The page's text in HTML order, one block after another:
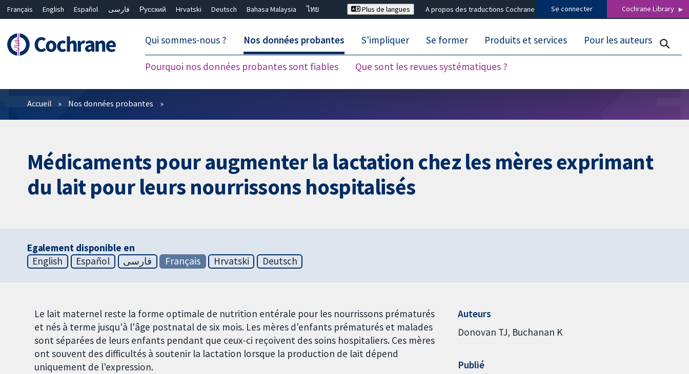
Français English Español فارسی Русский Hrvatski Deutsch Bahasa Malaysia
ไทย
Plus de langues A propos des traductions Cochrane Se connecter Cochrane Library
Qui sommes-nous ? Nos données probantes
Pourquoi nos données probantes sont fiables Que sont les revues systématiques ?
S'impliquer Se former Produits et services Pour les auteurs
Filtres
Accueil Nos données probantes
Médicaments pour augmenter la lactation chez les mères exprimant
du lait pour leurs nourrissons hospitalisés
Egalement disponible en
English
Español فارسی Français Hrvatski Deutsch
Le lait maternel reste la forme optimale de nutrition entérale pour les nourrissons prématurés
et nés à terme jusqu'à l'âge postnatal de six mois. Les mères d'enfants prématurés et malades
sont séparées de leurs enfants pendant que ceux-ci reçoivent des soins hospitaliers. Ces mères
ont souvent des difficultés à soutenir la lactation lorsque la production de lait dépend
uniquement de l'expression.
Auteurs
Donovan TJ Buchanan K
Publié